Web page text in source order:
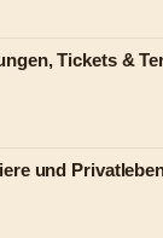
Tickets &
und